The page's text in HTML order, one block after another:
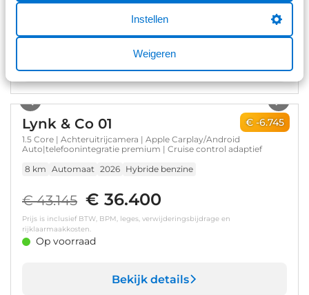
Instellen
Weigeren
Prijs is inclusief BTW, BPM, leges, verwijderingsbijdrage en
1/44
€ -6.745
Lynk & Co 01
1.5 Core | Achteruitrijcamera | Apple Carplay/Android
Auto|telefoonintegratie premium | Cruise control adaptief
8 km Automaat 2026 Hybride benzine
€ 43.145 € 36.400
Prijs is inclusief BTW, BPM, leges, verwijderingsbijdrage en
rijklaarmaakkosten.
Op voorraad
Bekijk details